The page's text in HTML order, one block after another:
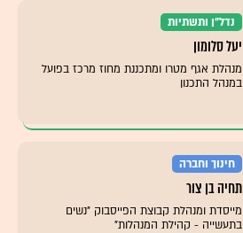
נדל"ן ותשתיות
יעל סלומון
מנהלת אגף מטרו ומתכננת מחוז מרכז בפועל
במנהל התכנון
חינוך וחברה
תחיה בן צור
מייסדת ומנהלת קבוצת הפייסבוק "נשים
בתעשייה - קהילת המנהלות"